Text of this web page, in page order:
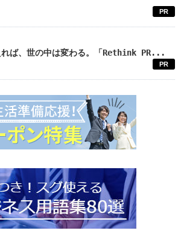
PR
れば、世の中は変わる。「Rethink PR...
PR